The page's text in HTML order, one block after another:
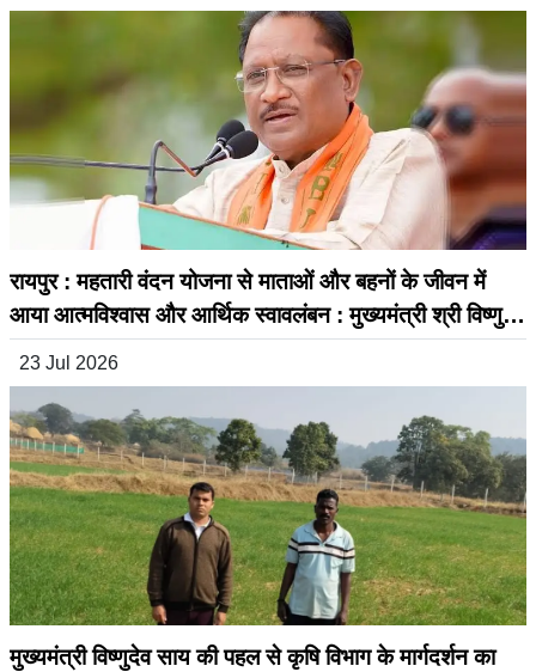
रायपुर : महतारी वंदन योजना से माताओं और बहनों के जीवन में
आया आत्मविश्वास और आर्थिक स्वावलंबन : मुख्यमंत्री श्री विष्णुदेव
साय
23 Jul 2026
मुख्यमंत्री विष्णुदेव साय की पहल से कृषि विभाग के मार्गदर्शन का